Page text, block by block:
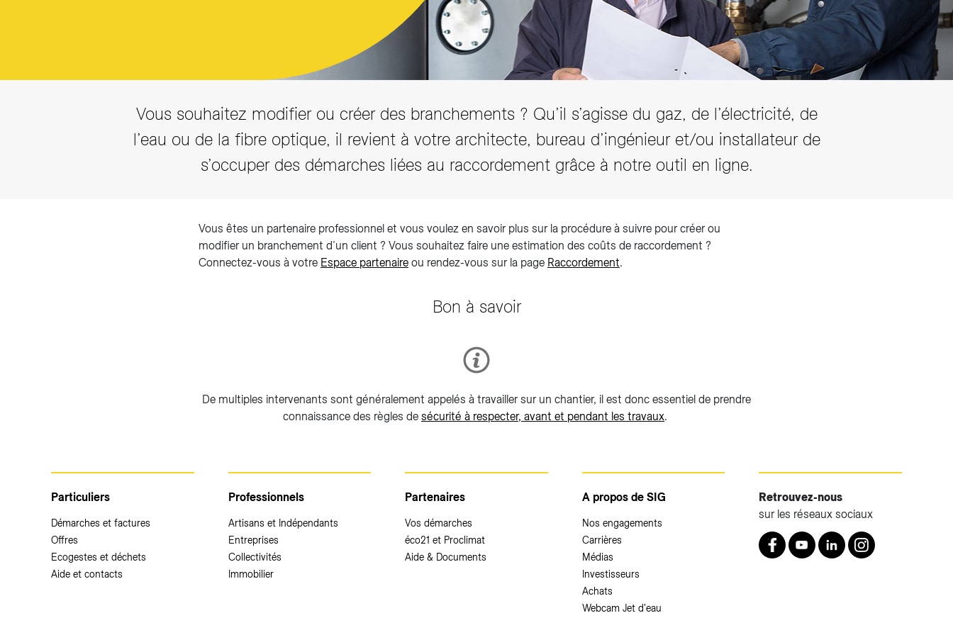
Tarifs et règlements
Vous souhaitez modifier ou créer des branchements ? Qu’il s’agisse du gaz, de l’électricité, de
l’eau ou de la fibre optique, il revient à votre architecte, bureau d’ingénieur et/ou installateur de
s’occuper des démarches liées au raccordement grâce à notre outil en ligne.
Vous êtes un partenaire professionnel et vous voulez en savoir plus sur la procédure à suivre pour créer ou
modifier un branchement d’un client ? Vous souhaitez faire une estimation des coûts de raccordement ?
Connectez-vous à votre Espace partenaire ou rendez-vous sur la page Raccordement.
Bon à savoir
De multiples intervenants sont généralement appelés à travailler sur un chantier, il est donc essentiel de prendre
connaissance des règles de sécurité à respecter, avant et pendant les travaux.
Particuliers
Démarches et factures
Offres
Ecogestes et déchets
Aide et contacts
Professionnels
Artisans et Indépendants
Entreprises
Collectivités
Immobilier
Partenaires
Vos démarches
éco21 et Proclimat
Aide & Documents
A propos de SIG
Nos engagements
Carrières
Médias
Investisseurs
Achats
Webcam Jet d'eau
Retrouvez-nous
sur les réseaux sociaux
Retrouvez nous sur Facebook
YoutubeLinkedInInstagram